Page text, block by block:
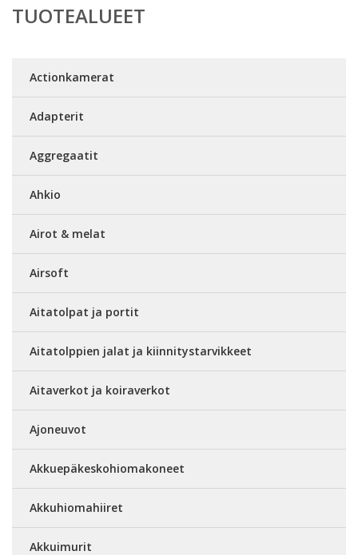
TUOTEALUEET
Actionkamerat
Adapterit
Aggregaatit
Ahkio
Airot & melat
Airsoft
Aitatolpat ja portit
Aitatolppien jalat ja kiinnitystarvikkeet
Aitaverkot ja koiraverkot
Ajoneuvot
Akkuepäkeskohiomakoneet
Akkuhiomahiiret
Akkuimurit